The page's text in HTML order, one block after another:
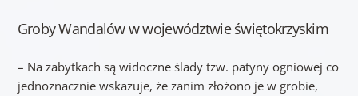
Groby Wandalów w województwie świętokrzyskim
– Na zabytkach są widoczne ślady tzw. patyny ogniowej co
jednoznacznie wskazuje, że zanim złożono je w grobie,